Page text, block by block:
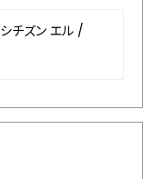
シチズン エル /